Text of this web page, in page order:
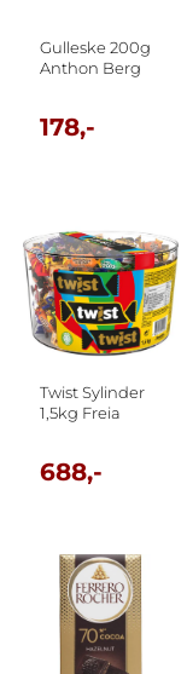
Gulleske 200g
Anthon Berg
178,-
Twist Sylinder
1,5kg Freia
688,-